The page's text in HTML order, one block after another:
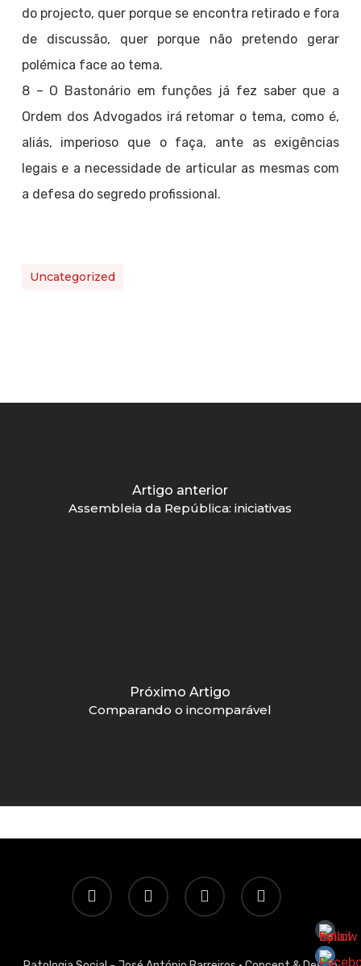
do projecto, quer porque se encontra retirado e fora
de discussão, quer porque não pretendo gerar
polémica face ao tema.
8 – O Bastonário em funções já fez saber que a
Ordem dos Advogados irá retomar o tema, como é,
aliás, imperioso que o faça, ante as exigências
legais e a necessidade de articular as mesmas com
a defesa do segredo profissional.
Uncategorized
Artigo anterior
Assembleia da República: iniciativas
Próximo Artigo
Comparando o incomparável
twitter facebook linkedin email